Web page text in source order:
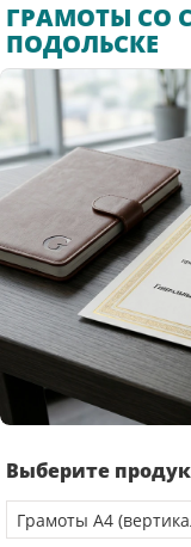
ГРАМОТЫ СО
ПОДОЛЬСКЕ
Выберите